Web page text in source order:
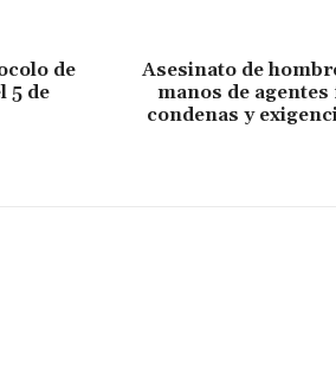
de
5 de
Asesinato de
manos de
condenas y